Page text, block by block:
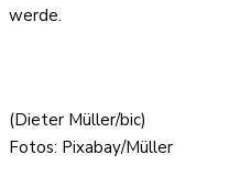
werde.
(Dieter Müller/bic)
Fotos: Pixabay/Müller